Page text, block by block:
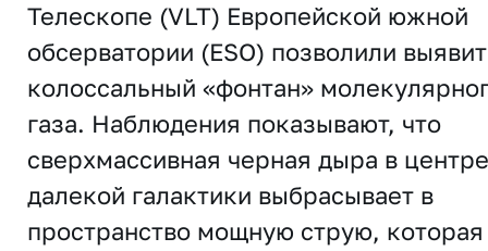
Телескопе (VLT) Европейской южной
обсерватории (ESO) позволили
колоссальный «фонтан»
газа. Наблюдения показывают, что
сверхмассивная черная дыра в центре
далекой галактики выбрасывает в
пространство мощную струю, которая